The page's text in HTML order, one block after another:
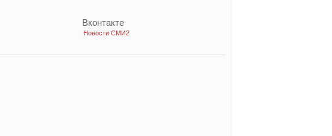
Вконтакте
Новости СМИ2